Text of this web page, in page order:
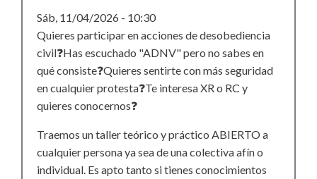
Sáb, 11/04/2026 - 10:30
Quieres participar en acciones de desobediencia
civil❓Has escuchado "ADNV" pero no sabes en
qué consiste❓Quieres sentirte con más seguridad
en cualquier protesta❓Te interesa XR o RC y
quieres conocernos❓
Traemos un taller teórico y práctico ABIERTO a
cualquier persona ya sea de una colectiva afín o
individual. Es apto tanto si tienes conocimientos